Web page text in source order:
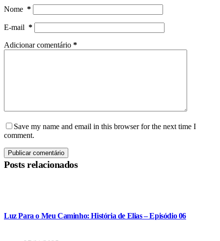
Nome *
E-mail *
Adicionar comentário *
Save my name and email in this browser for the next time I
comment.
Publicar comentário
Posts relacionados
Luz Para o Meu Caminho: História de Elias – Episódio 06